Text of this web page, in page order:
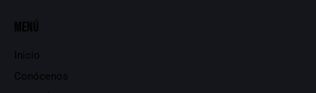
Menú
Inicio
Conócenos